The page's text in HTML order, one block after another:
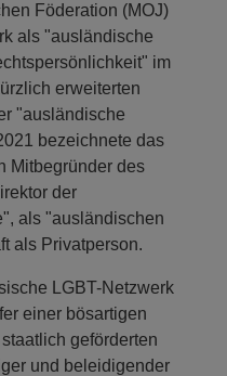
Föderation (MOJ)
als "ausländische
im
erweiterten
"ausländische
bezeichnete das
Mitbegründer des
der
als "ausländischen
als Privatperson.
LGBT-Netzwerk
einer bösartigen
geförderten
und beleidigender